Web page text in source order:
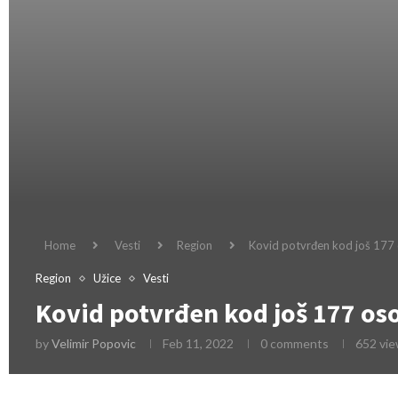
Home Vesti Region Kovid potvrđen kod još 177
Region Užice Vesti
Kovid potvrđen kod još 177
byVelimir Popovic Feb 11, 2022 0 comments 652